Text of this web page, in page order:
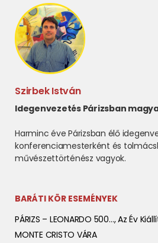
Szirbek István
Idegenvezetés Párizsban
Harminc éve Párizsban élő
konferenciamesterként és
művészettörténész vagyok.
BARÁTI KÖR ESEMÉNYEK
PÁRIZS – LEONARDO 500…, Az Év
MONTE CRISTO VÁRA